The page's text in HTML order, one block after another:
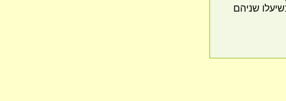
שניהם